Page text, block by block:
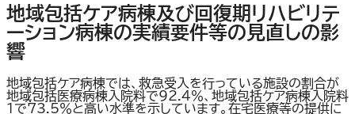
地域包括ケア病棟及び回復期リハビリテ
ーション病棟の実績要件等の見直しの影
響
地域包括ケア病棟では、救急受入を行っている施設の割合が
地域包括医療病棟入院料で92.4％、地域包括ケア病棟入院料
1で73.5％と高い水準を示しています。在宅医療等の提供に